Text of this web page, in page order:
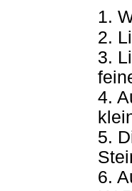
1.
2.
3.
4.
5.
6.